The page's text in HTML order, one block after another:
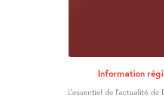
Information
L’essentiel de l’actualité